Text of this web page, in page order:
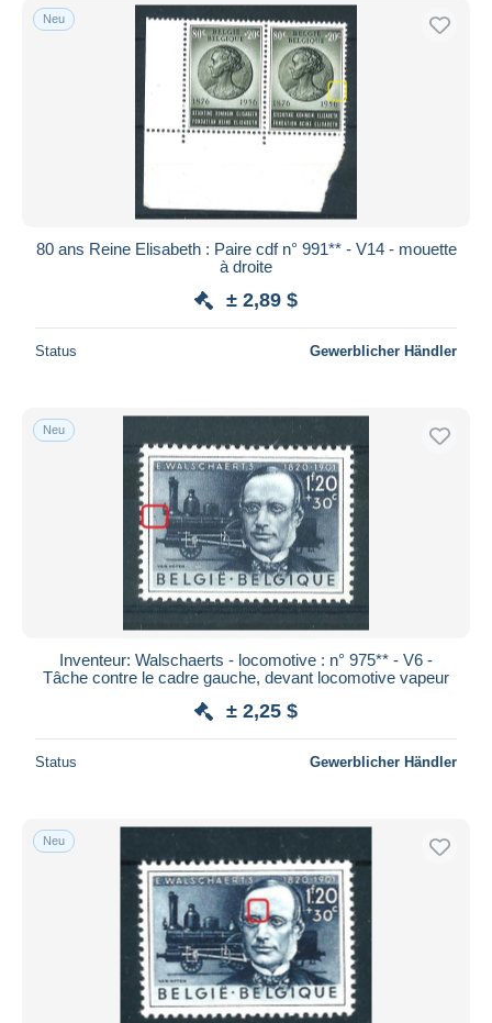
Neu
80 ans Reine Elisabeth : Paire cdf n° 991** - V14 - mouette
à droite
± 2,89 $
Status Gewerblicher Händler
Neu
Inventeur: Walschaerts - locomotive : n° 975** - V6 -
Tâche contre le cadre gauche, devant locomotive vapeur
± 2,25 $
Status Gewerblicher Händler
Neu